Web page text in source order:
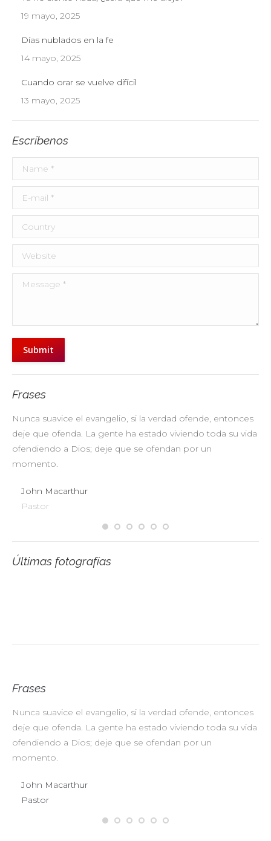
19 mayo, 2025
Días nublados en la fe
14 mayo, 2025
Cuando orar se vuelve difícil
13 mayo, 2025
Escríbenos
Name *
E-mail *
Country
Website
Message *
Submit
Frases
Nunca suavice el evangelio, si la verdad ofende, entonces
deje que ofenda. La gente ha estado viviendo toda su vida
ofendiendo a Dios; deje que se ofendan por un
momento.
John Macarthur
Pastor
Últimas fotografías
Frases
Nunca suavice el evangelio, si la verdad ofende, entonces
deje que ofenda. La gente ha estado viviendo toda su vida
ofendiendo a Dios; deje que se ofendan por un
momento.
John Macarthur
Pastor